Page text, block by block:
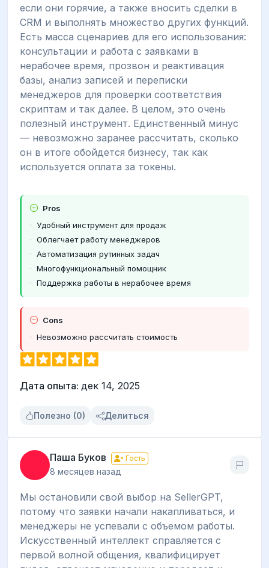
если они горячие, а также вносить сделки в
CRM и выполнять множество других функций.
Есть масса сценариев для его использования:
консультации и работа с заявками в
нерабочее время, прозвон и реактивация
базы, анализ записей и переписки
менеджеров для проверки соответствия
скриптам и так далее. В целом, это очень
полезный инструмент. Единственный минус
— невозможно заранее рассчитать, сколько
он в итоге обойдется бизнесу, так как
используется оплата за токены.
Pros
Удобный инструмент для продаж
Облегчает работу менеджеров
Автоматизация рутинных задач
Многофункциональный помощник
Поддержка работы в нерабочее время
Cons
Невозможно рассчитать стоимость
Дата опыта: дек 14, 2025
Полезно (0) Делиться
Паша Буков Гость
8 месяцев назад
Мы остановили свой выбор на SellerGPT,
потому что заявки начали накапливаться, и
менеджеры не успевали с объемом работы.
Искусственный интеллект справляется с
первой волной общения, квалифицирует